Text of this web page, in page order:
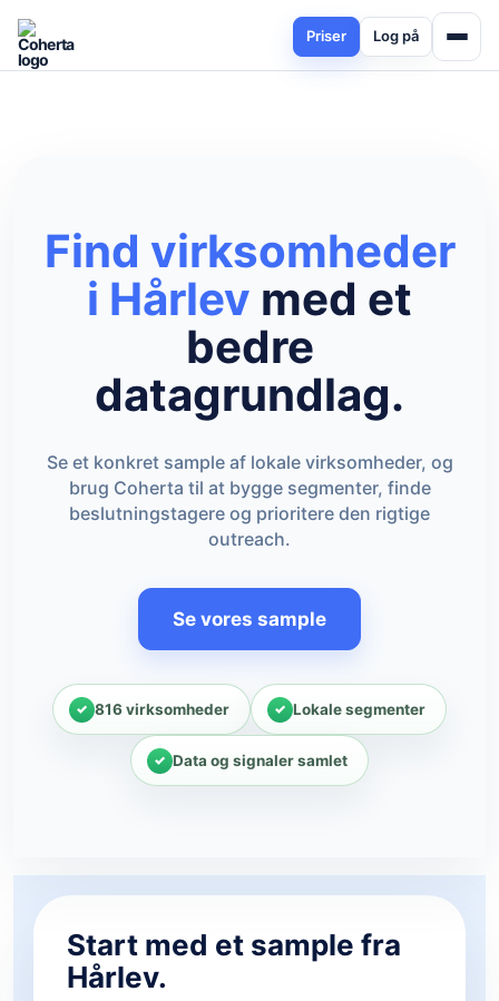
Priser Log på
Find virksomheder
i Hårlev med et
bedre
datagrundlag.
Se et konkret sample af lokale virksomheder, og
brug Coherta til at bygge segmenter, finde
beslutningstagere og prioritere den rigtige
outreach.
Se vores sample
816 virksomheder Lokale segmenter
Data og signaler samlet
Start med et sample fra
Hårlev.